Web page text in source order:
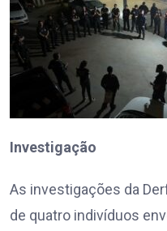
Investigação
As investigações da
de quatro indivíduos